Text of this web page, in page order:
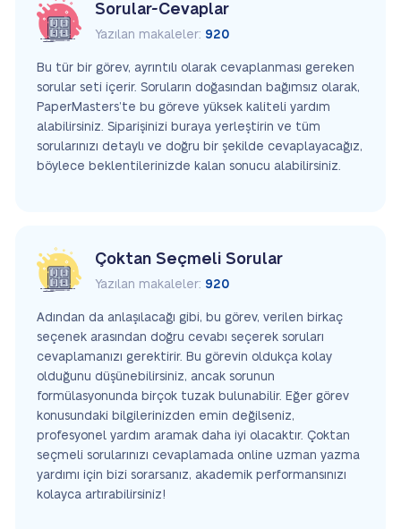
Sorular-Cevaplar
Yazılan makaleler: 920
Bu tür bir görev, ayrıntılı olarak cevaplanması gereken
sorular seti içerir. Soruların doğasından bağımsız olarak,
PaperMasters’te bu göreve yüksek kaliteli yardım
alabilirsiniz. Siparişinizi buraya yerleştirin ve tüm
sorularınızı detaylı ve doğru bir şekilde cevaplayacağız,
böylece beklentilerinizde kalan sonucu alabilirsiniz.
Çoktan Seçmeli Sorular
Yazılan makaleler: 920
Adından da anlaşılacağı gibi, bu görev, verilen birkaç
seçenek arasından doğru cevabı seçerek soruları
cevaplamanızı gerektirir. Bu görevin oldukça kolay
olduğunu düşünebilirsiniz, ancak sorunun
formülasyonunda birçok tuzak bulunabilir. Eğer görev
konusundaki bilgilerinizden emin değilseniz,
profesyonel yardım aramak daha iyi olacaktır. Çoktan
seçmeli sorularınızı cevaplamada online uzman yazma
yardımı için bizi sorarsanız, akademik performansınızı
kolayca artırabilirsiniz!